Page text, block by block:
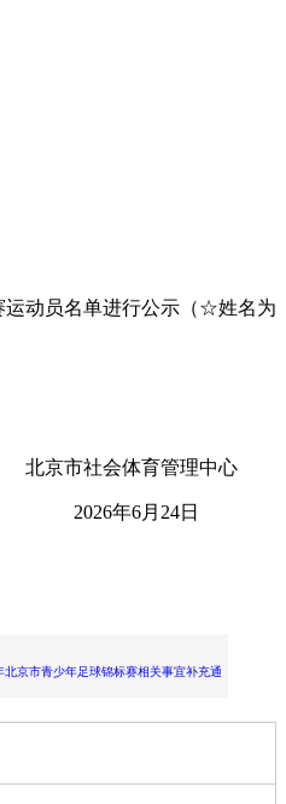
动员名单进行公示（☆姓名为
北京市社会体育管理中心
2026年6月24日
京市青少年足球锦标赛相关事宜补充通